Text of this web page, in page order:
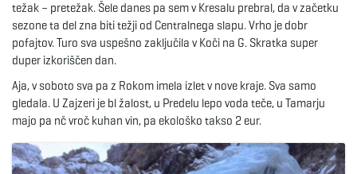
n
v
težak – pretežak. Šele danes pa sem v Kresalu prebral, da v začetku
sezone ta del zna biti težji od Centralnega slapu. Vrho je dobr
pofajtov. Turo sva uspešno zaključila v Koči na G. Skratka super
duper izkoriščen dan.
Aja, v soboto sva pa z Rokom imela izlet v nove kraje. Sva samo
gledala. U Zajzeri je bl žalost, u Predelu lepo voda teče, u Tamarju
majo pa nč vroč kuhan vin, pa ekološko takso 2 eur.